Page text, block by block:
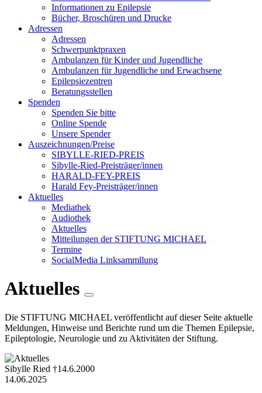
Informationen zu Epilepsie
Bücher, Broschüren und Drucke
Adressen
Adressen
Schwerpunktpraxen
Ambulanzen für Kinder und Jugendliche
Ambulanzen für Jugendliche und Erwachsene
Epilepsiezentren
Beratungsstellen
Spenden
Spenden Sie bitte
Online Spende
Unsere Spender
Auszeichnungen/Preise
SIBYLLE-RIED-PREIS
Sibylle-Ried-Preisträger/innen
HARALD-FEY-PREIS
Harald Fey-Preisträger/innen
Aktuelles
Mediathek
Audiothek
Aktuelles
Mitteilungen der STIFTUNG MICHAEL
Termine
SocialMedia Linksammllung
Aktuelles
Die STIFTUNG MICHAEL veröffentlicht auf dieser Seite aktuelle
Meldungen, Hinweise und Berichte rund um die Themen Epilepsie,
Epileptologie, Neurologie und zu Aktivitäten der Stiftung.
Sibylle Ried †14.6.2000
14.06.2025